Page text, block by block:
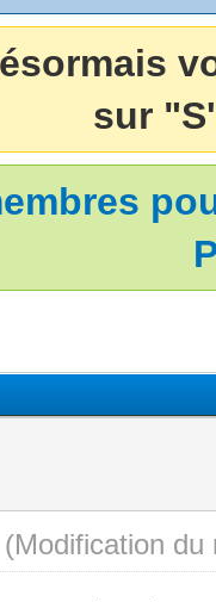
sur
(Modification